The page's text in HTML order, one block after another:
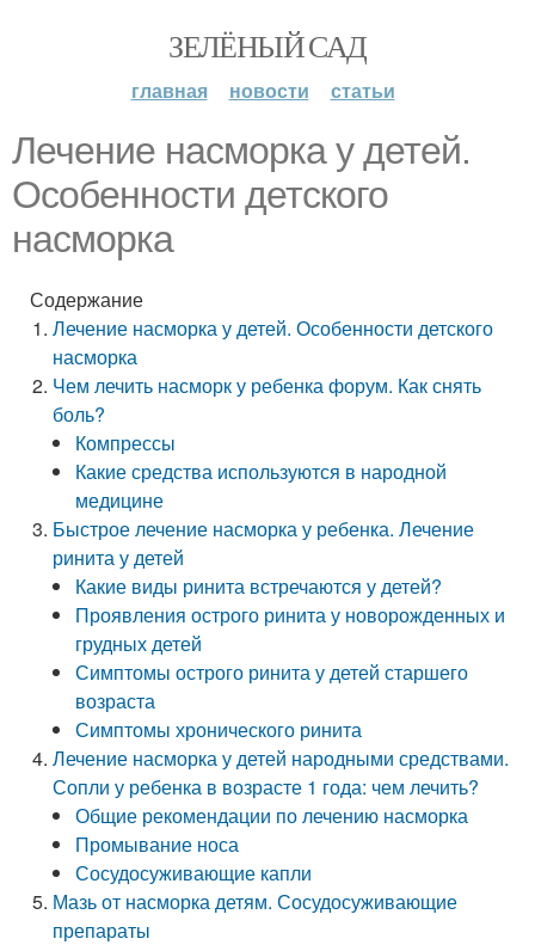
ЗЕЛЁНЫЙ САД
главная новости статьи
Лечение насморка у детей.
Особенности детского
насморка
Содержание
Лечение насморка у детей. Особенности детского
насморка
Чем лечить насморк у ребенка форум. Как снять
боль?
Компрессы
Какие средства используются в народной
медицине
Быстрое лечение насморка у ребенка. Лечение
ринита у детей
Какие виды ринита встречаются у детей?
Проявления острого ринита у новорожденных и
грудных детей
Симптомы острого ринита у детей старшего
возраста
Симптомы хронического ринита
Лечение насморка у детей народными средствами.
Сопли у ребенка в возрасте 1 года: чем лечить?
Общие рекомендации по лечению насморка
Промывание носа
Сосудосуживающие капли
Мазь от насморка детям. Сосудосуживающие
препараты